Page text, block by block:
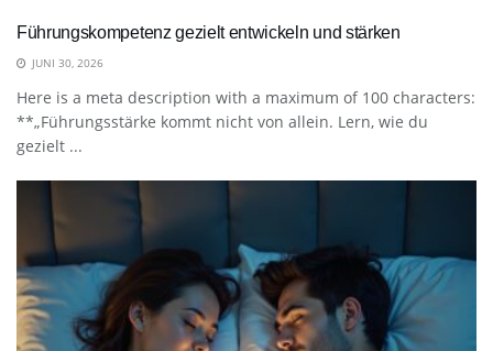
Führungskompetenz gezielt entwickeln und stärken
JUNI 30, 2026
Here is a meta description with a maximum of 100 characters:
**„Führungsstärke kommt nicht von allein. Lern, wie du
gezielt ...